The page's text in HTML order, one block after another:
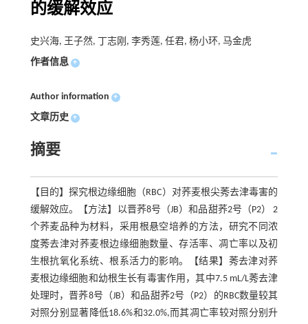
的缓解效应
史兴海, 王子然, 丁志刚, 李秀莲, 任君, 杨小环, 马金虎
作者信息 +
Author information +
文章历史 +
摘要
【目的】探究根边缘细胞（RBC）对荞麦根尖莠去津毒害的
缓解效应。【方法】以晋荞8号（JB）和品甜荞2号（P2） 2
个荞麦品种为材料，采用根悬空培养的方法，研究不同浓
度莠去津对荞麦根边缘细胞数量、存活率、凋亡率以及初
生根抗氧化系统、根系活力的影响。【结果】莠去津对荞
麦根边缘细胞和幼根生长有毒害作用，其中7.5 mL/L莠去津
处理时，晋荞8号（JB）和品甜荞2号（P2）的RBC数量较其
对照分别显著降低18.6%和32.0%,而其凋亡率较对照分别升